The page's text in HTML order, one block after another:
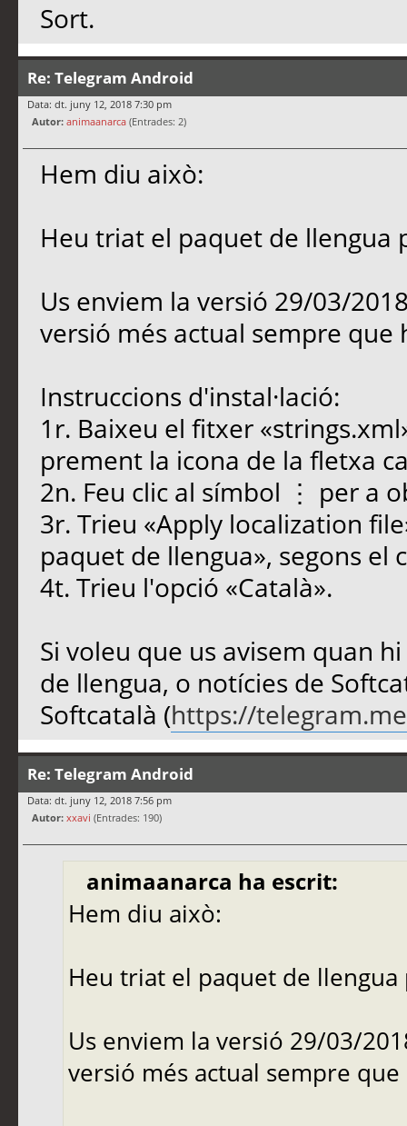
Sort.
Re: Telegram Android
Data: dt. juny 12, 2018 7:30 pm
Autor: animaanarca (Entrades: 2)
Hem diu això:
Heu triat el paquet de llengua
Us enviem la versió 29/03/
versió més actual sempre que
Instruccions d'instal·lació:
1r. Baixeu el fitxer
prement la icona de la fletxa
2n. Feu clic al símbol ⋮ per a
3r. Trieu «Apply localization
paquet de llengua», segons el
4t. Trieu l'opció «Català».
Si voleu que us avisem quan
de llengua, o notícies de
Softcatalà (https://
Re: Telegram Android
Data: dt. juny 12, 2018 7:56 pm
Autor: xxavi (Entrades: 190)
animaanarca ha escrit:
Hem diu això:
Heu triat el paquet de
Us enviem la versió 29/03/
versió més actual sempre